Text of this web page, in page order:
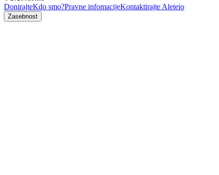
DonirajteKdo smo?Pravne infomacijeKontaktirajte Aleteio
Zasebnost